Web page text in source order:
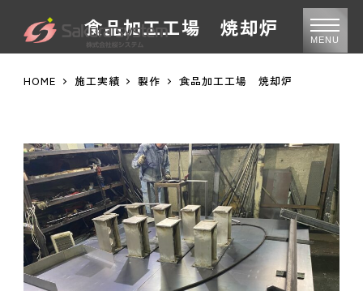
MENU
食品加工工場 焼却炉
HOME 施工実績 製作 食品加工工場 焼却炉